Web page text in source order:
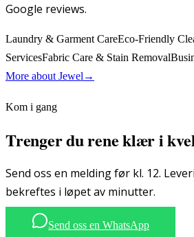
Google reviews.
Laundry & Garment CareEco-Friendly
ServicesFabric Care & Stain Removal
More about Jewel →
Kom i gang
Trenger du rene klær i
Send oss en melding før kl. 12.
bekreftes i løpet av minutter.
Send oss en WhatsApp